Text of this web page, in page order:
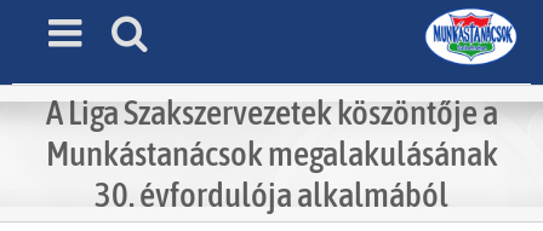
A Liga Szakszervezetek köszöntője a
Munkástanácsok megalakulásának
30. évfordulója alkalmából